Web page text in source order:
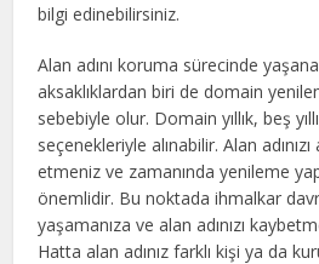
bilgi edinebilirsiniz.
Alan adını koruma sürecinde
aksaklıklardan biri de domain
sebebiyle olur. Domain yıllık, beş
seçenekleriyle alınabilir. Alan adınızı
etmeniz ve zamanında yenileme
önemlidir. Bu noktada ihmalkar
yaşamanıza ve alan adınızı
Hatta alan adınız farklı kişi ya da